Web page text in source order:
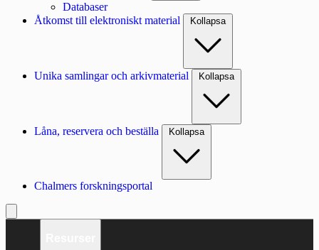
Databaser
Åtkomst till elektroniskt material
Kollapsa
Unika samlingar och arkivmaterial Kollapsa
Låna, reservera och beställa Kollapsa
Chalmers forskningsportal